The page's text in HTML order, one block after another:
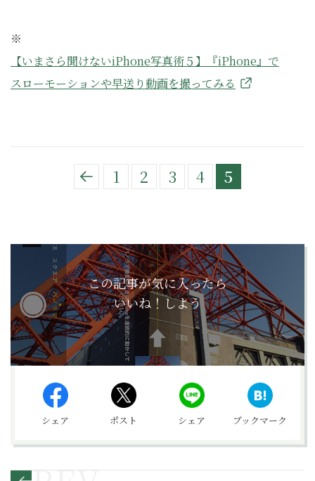
※
【いまさら聞けないiPhone写真術５】『iPhone』で
スローモーションや早送り動画を撮ってみる
1 2 3 4 5
この記事が気に入ったら
いいね！しよう
シェア ポスト シェア ブックマーク